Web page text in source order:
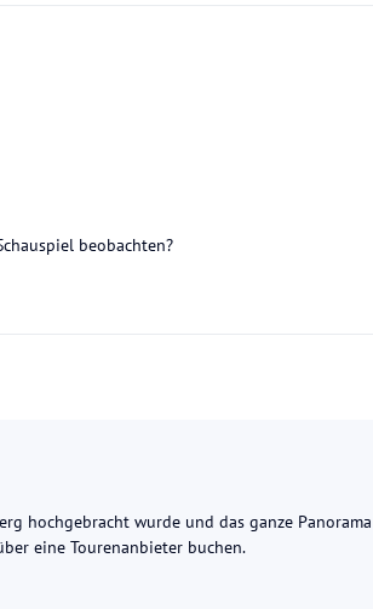
beobachten?
hochgebracht wurde und das ganze
eine Tourenanbieter buchen.